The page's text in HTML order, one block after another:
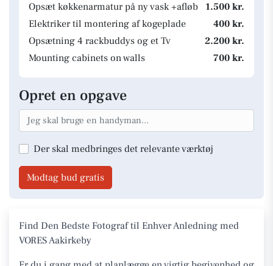
Opsæt køkkenarmatur på ny vask +afløb
1.500 kr.
Elektriker til montering af kogeplade
400 kr.
Opsætning 4 rackbuddys og et Tv
2.200 kr.
Mounting cabinets on walls
700 kr.
Opret en opgave
Der skal medbringes det relevante værktøj
Modtag bud gratis
Find Den Bedste Fotograf til Enhver Anledning med
VORES Aakirkeby